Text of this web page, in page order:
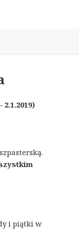
2.1.2019)
i piątki w